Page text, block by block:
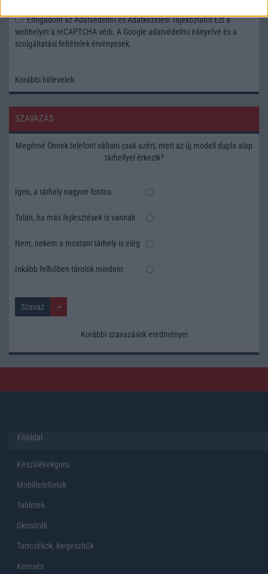
Elfogadom azAdatvédelmi és Adatkezelési TájékoztatótEzt a
webhelyet a reCAPTCHA védi. A Google adatvédelmi irányelve és a
szolgáltatási feltételek érvényesek.
Korábbi hírlevelek
SZAVAZÁS
Megérné Önnek telefont váltani csak azért, mert az új modell dupla alap
tárhellyel érkezik?
Igen, a tárhely nagyon fontos
Talán, ha más fejlesztések is vannak
Nem, nekem a mostani tárhely is elég
Inkább felhőben tárolok mindent
Korábbi szavazások eredményei
Főoldal
Készülékekguru
Mobiltelefonok
Tabletek
Okosórák
Tartozékok, kiegeszítők
Keresés